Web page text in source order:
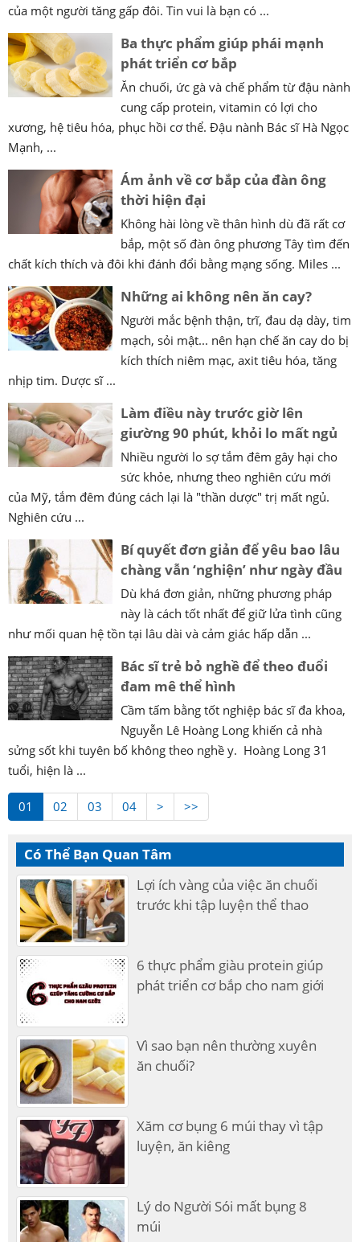
của một người tăng gấp đôi. Tin vui là bạn có ...
Ba thực phẩm giúp phái mạnh
phát triển cơ bắp
Ăn chuối, ức gà và chế phẩm từ đậu nành
cung cấp protein, vitamin có lợi cho
xương, hệ tiêu hóa, phục hồi cơ thể. Đậu nành Bác sĩ Hà Ngọc
Mạnh, ...
Ám ảnh về cơ bắp của đàn ông
thời hiện đại
Không hài lòng về thân hình dù đã rất cơ
bắp, một số đàn ông phương Tây tìm đến
chất kích thích và đôi khi đánh đổi bằng mạng sống. Miles ...
Những ai không nên ăn cay?
Người mắc bệnh thận, trĩ, đau dạ dày, tim
mạch, sỏi mật... nên hạn chế ăn cay do bị
kích thích niêm mạc, axit tiêu hóa, tăng
nhịp tim. Dược sĩ ...
Làm điều này trước giờ lên
giường 90 phút, khỏi lo mất ngủ
Nhiều người lo sợ tắm đêm gây hại cho
sức khỏe, nhưng theo nghiên cứu mới
của Mỹ, tắm đêm đúng cách lại là "thần dược" trị mất ngủ.
Nghiên cứu ...
Bí quyết đơn giản để yêu bao lâu
chàng vẫn ‘nghiện’ như ngày đầu
Dù khá đơn giản, những phương pháp
này là cách tốt nhất để giữ lửa tình cũng
như mối quan hệ tồn tại lâu dài và cảm giác hấp dẫn ...
Bác sĩ trẻ bỏ nghề để theo đuổi
đam mê thể hình
Cầm tấm bằng tốt nghiệp bác sĩ đa khoa,
Nguyễn Lê Hoàng Long khiến cả nhà
sửng sốt khi tuyên bố không theo nghề y. Hoàng Long 31
tuổi, hiện là ...
01 02 03 04 > >>
Có Thể Bạn Quan Tâm
Lợi ích vàng của việc ăn chuối
trước khi tập luyện thể thao
6 thực phẩm giàu protein giúp
phát triển cơ bắp cho nam giới
Vì sao bạn nên thường xuyên
ăn chuối?
Xăm cơ bụng 6 múi thay vì tập
luyện, ăn kiêng
Lý do Người Sói mất bụng 8
múi